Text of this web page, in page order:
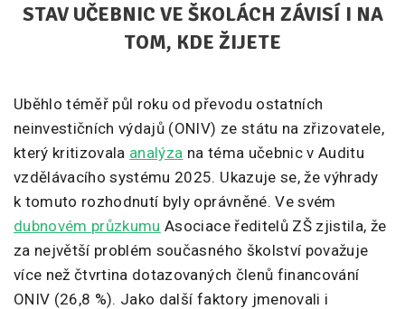
STAV UČEBNIC VE ŠKOLÁCH ZÁVISÍ I NA
TOM, KDE ŽIJETE
Uběhlo téměř půl roku od převodu ostatních
neinvestičních výdajů (ONIV) ze státu na zřizovatele,
který kritizovala analýza na téma učebnic v Auditu
vzdělávacího systému 2025. Ukazuje se, že výhrady
k tomuto rozhodnutí byly oprávněné. Ve svém
dubnovém průzkumu Asociace ředitelů ZŠ zjistila, že
za největší problém současného školství považuje
více než čtvrtina dotazovaných členů financování
ONIV (26,8 %). Jako další faktory jmenovali i ​​